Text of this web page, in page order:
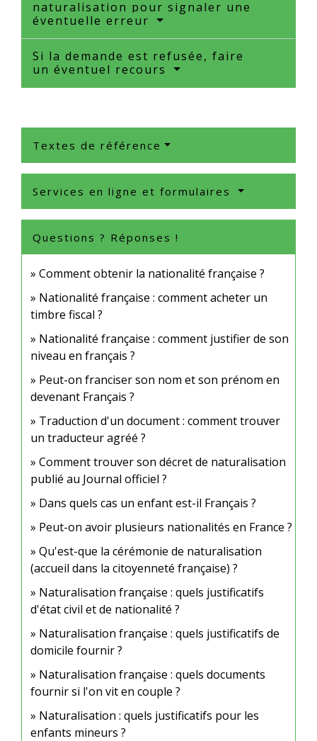
naturalisation pour signaler une
éventuelle erreur
Si la demande est refusée, faire
un éventuel recours
Textes de référence
Services en ligne et formulaires
Questions ? Réponses !
Comment obtenir la nationalité française ?
Nationalité française : comment acheter un
timbre fiscal ?
Nationalité française : comment justifier de son
niveau en français ?
Peut-on franciser son nom et son prénom en
devenant Français ?
Traduction d'un document : comment trouver
un traducteur agréé ?
Comment trouver son décret de naturalisation
publié au Journal officiel ?
Dans quels cas un enfant est-il Français ?
Peut-on avoir plusieurs nationalités en France ?
Qu'est-que la cérémonie de naturalisation
(accueil dans la citoyenneté française) ?
Naturalisation française : quels justificatifs
d'état civil et de nationalité ?
Naturalisation française : quels justificatifs de
domicile fournir ?
Naturalisation française : quels documents
fournir si l'on vit en couple ?
Naturalisation : quels justificatifs pour les
enfants mineurs ?